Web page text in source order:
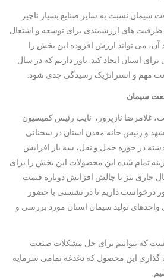
سیمان نسبت به سایر صنایع بسیار ناچیز
های ارزشمندی برای توسعه و اشتغال
آن، می تواند ارزش افزوده این بخش را
برای استان ایجاد کند. باور داریم که در سال
مهم و استراتژیک رسیدگی جدی شود.
سیمان
غلامرضا نازپرور، نایب رئیس کمیسیون
و رئیس خانه معدن استان در سخنانی
در حوزه حمل و نقل، سه بار افزایش
تمام شده این محصولات این بخش را برای
جاری نیز با چالش افزایش دوباره قیمت
درخواست داریم تا در نشستی با حضور
تولید سیمان استان مورد بررسی و
که بتوانیم برای حل مشکلات صنعت
این محصول که دغدغه تمامی سرمایه